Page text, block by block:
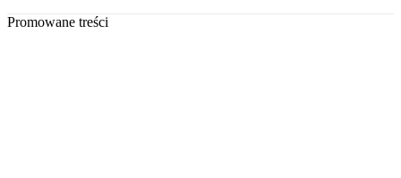
Promowane treści